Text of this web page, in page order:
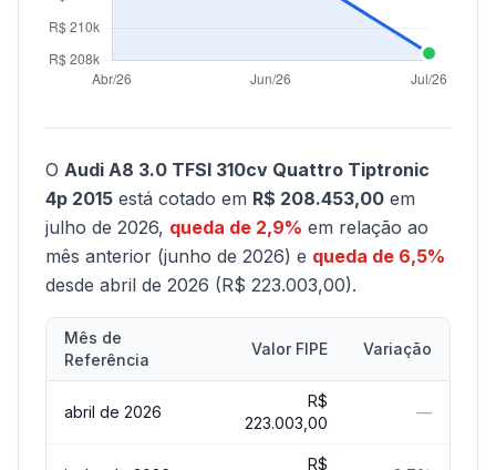
O Audi A8 3.0 TFSI 310cv Quattro Tiptronic
4p 2015 está cotado em R$ 208.453,00 em
julho de 2026, queda de 2,9% em relação ao
mês anterior (junho de 2026) e queda de 6,5%
desde abril de 2026 (R$ 223.003,00).
Mês de
Referência
Valor FIPE Variação
abril de 2026
R$
223.003,00
—
R$